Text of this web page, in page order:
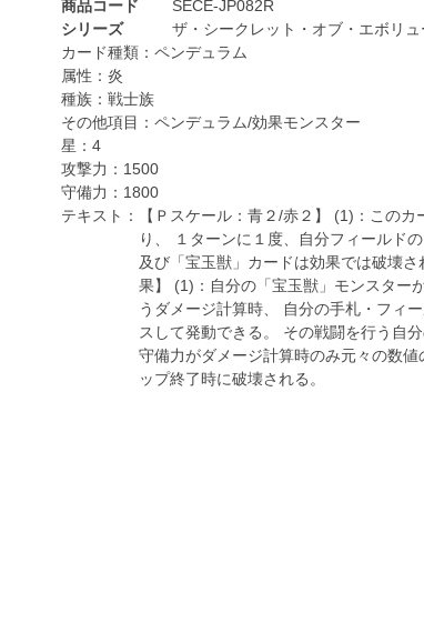
商品コード
SECE-JP082R
シリーズ
ザ・シークレット・オブ・エボリュ
カード種類： ペンデュラム
属性： 炎
種族： 戦士族
その他項目： ペンデュラム/効果モンスター
星： 4
攻撃力： 1500
守備力： 1800
テキスト：
【Ｐスケール：青２/赤２】 (1)：この
り、 １ターンに１度、自分フィールド
及び「宝玉獣」カードは効果では破壊
果】 (1)：自分の「宝玉獣」モンスター
うダメージ計算時、 自分の手札・フィ
スして発動できる。 その戦闘を行う自
守備力がダメージ計算時のみ元々の数
ップ終了時に破壊される。